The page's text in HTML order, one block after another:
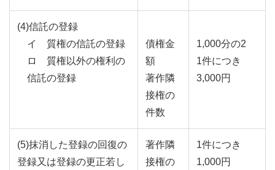
(4)信託の登録
イ 質権の信託の登録
ロ 質権以外の権利の
信託の登録
債権金
額
著作隣
接権の
件数
1,000分の2
1件につき
3,000円
(5)抹消した登録の回復の
登録又は登録の更正若し
著作隣
接権の
1件につき
1,000円